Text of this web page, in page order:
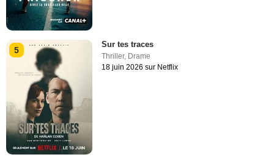
5
Sur tes traces
Thriller, Drame
18 juin 2026 sur Netflix